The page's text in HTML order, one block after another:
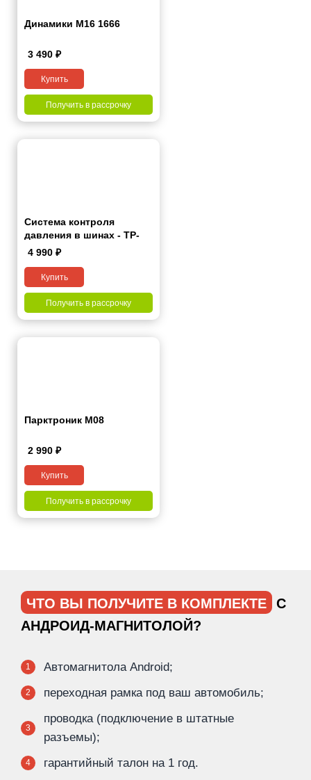
Динамики М16 1666
3 490 ₽
Купить
Получить в рассрочку
Система контроля
давления в шинах - TP-
Pro
4 990 ₽
Купить
Получить в рассрочку
Парктроник M08
2 990 ₽
Купить
Получить в рассрочку
ЧТО ВЫ ПОЛУЧИТЕ В КОМПЛЕКТЕ
С
АНДРОИД-МАГНИТОЛОЙ?
1 Автомагнитола Android;
2 переходная рамка под ваш автомобиль;
3
проводка (подключение в штатные
разъемы);
4 гарантийный талон на 1 год.